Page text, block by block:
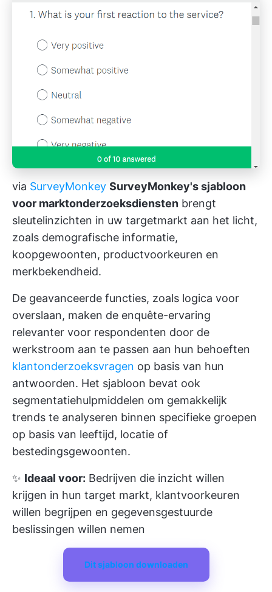
via SurveyMonkey SurveyMonkey's sjabloon
voor marktonderzoeksdiensten brengt
sleutelinzichten in uw targetmarkt aan het licht,
zoals demografische informatie,
koopgewoonten, productvoorkeuren en
merkbekendheid.
De geavanceerde functies, zoals logica voor
overslaan, maken de enquête-ervaring
relevanter voor respondenten door de
werkstroom aan te passen aan hun behoeften
klantonderzoeksvragen op basis van hun
antwoorden. Het sjabloon bevat ook
segmentatiehulpmiddelen om gemakkelijk
trends te analyseren binnen specifieke groepen
op basis van leeftijd, locatie of
bestedingsgewoonten.
✨ Ideaal voor: Bedrijven die inzicht willen
krijgen in hun target markt, klantvoorkeuren
willen begrijpen en gegevensgestuurde
beslissingen willen nemen
Dit sjabloon downloaden